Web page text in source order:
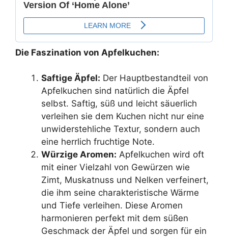
Die Faszination von Apfelkuchen:
Saftige Äpfel: Der Hauptbestandteil von
Apfelkuchen sind natürlich die Äpfel
selbst. Saftig, süß und leicht säuerlich
verleihen sie dem Kuchen nicht nur eine
unwiderstehliche Textur, sondern auch
eine herrlich fruchtige Note.
Würzige Aromen: Apfelkuchen wird oft
mit einer Vielzahl von Gewürzen wie
Zimt, Muskatnuss und Nelken verfeinert,
die ihm seine charakteristische Wärme
und Tiefe verleihen. Diese Aromen
harmonieren perfekt mit dem süßen
Geschmack der Äpfel und sorgen für ein